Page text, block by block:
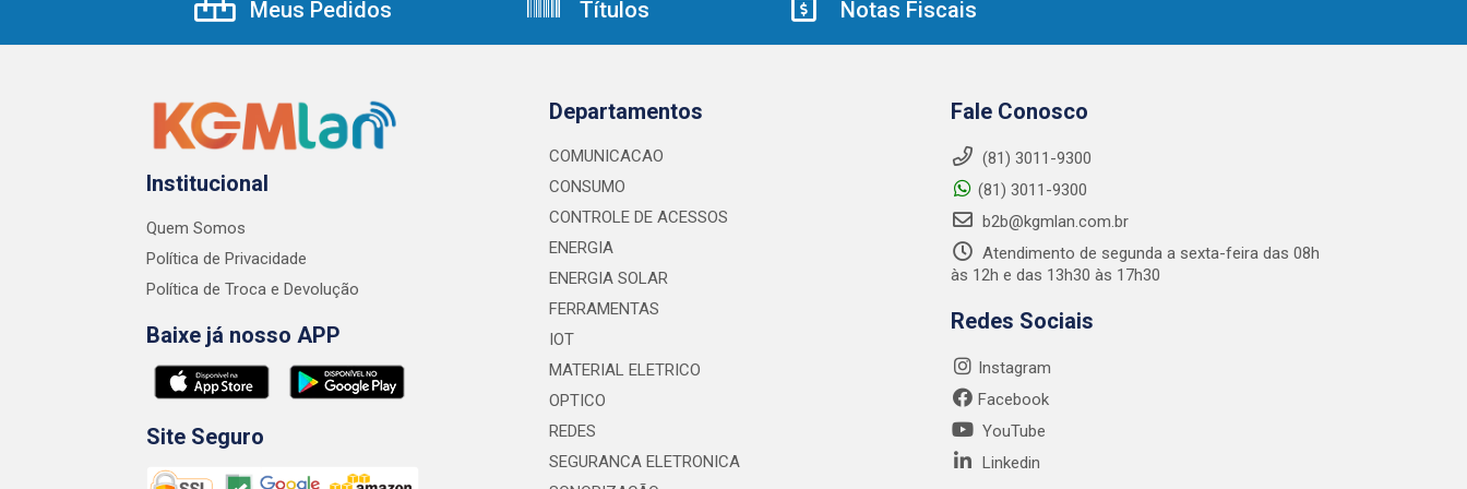
Meus Pedidos Títulos Notas Fiscais
Institucional
Quem Somos
Política de Privacidade
Política de Troca e Devolução
Baixe já nosso APP
Site Seguro
Departamentos
COMUNICACAO
CONSUMO
CONTROLE DE ACESSOS
ENERGIA
ENERGIA SOLAR
FERRAMENTAS
IOT
MATERIAL ELETRICO
OPTICO
REDES
SEGURANCA ELETRONICA
Fale Conosco
(81) 3011-9300
(81) 3011-9300
b2b@kgmlan.com.br
Atendimento de segunda a sexta-feira das 08h
às 12h e das 13h30 às 17h30
Redes Sociais
Instagram
Facebook
YouTube
Linkedin